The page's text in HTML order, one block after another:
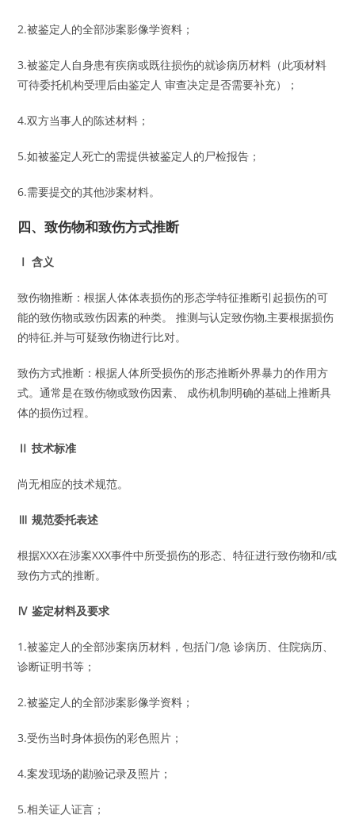
2.被鉴定人的全部涉案影像学资料；
3.被鉴定人自身患有疾病或既往损伤的就诊病历材料（此项材料
可待委托机构受理后由鉴定人 审查决定是否需要补充）；
4.双方当事人的陈述材料；
5.如被鉴定人死亡的需提供被鉴定人的尸检报告；
6.需要提交的其他涉案材料。
四、致伤物和致伤方式推断
Ⅰ 含义
致伤物推断：根据人体体表损伤的形态学特征推断引起损伤的可
能的致伤物或致伤因素的种类。 推测与认定致伤物,主要根据损伤
的特征,并与可疑致伤物进行比对。
致伤方式推断：根据人体所受损伤的形态推断外界暴力的作用方
式。通常是在致伤物或致伤因素、 成伤机制明确的基础上推断具
体的损伤过程。
Ⅱ 技术标准
尚无相应的技术规范。
Ⅲ 规范委托表述
根据XXX在涉案XXX事件中所受损伤的形态、特征进行致伤物和/或
致伤方式的推断。
Ⅳ 鉴定材料及要求
1.被鉴定人的全部涉案病历材料，包括门/急 诊病历、住院病历、
诊断证明书等；
2.被鉴定人的全部涉案影像学资料；
3.受伤当时身体损伤的彩色照片；
4.案发现场的勘验记录及照片；
5.相关证人证言；